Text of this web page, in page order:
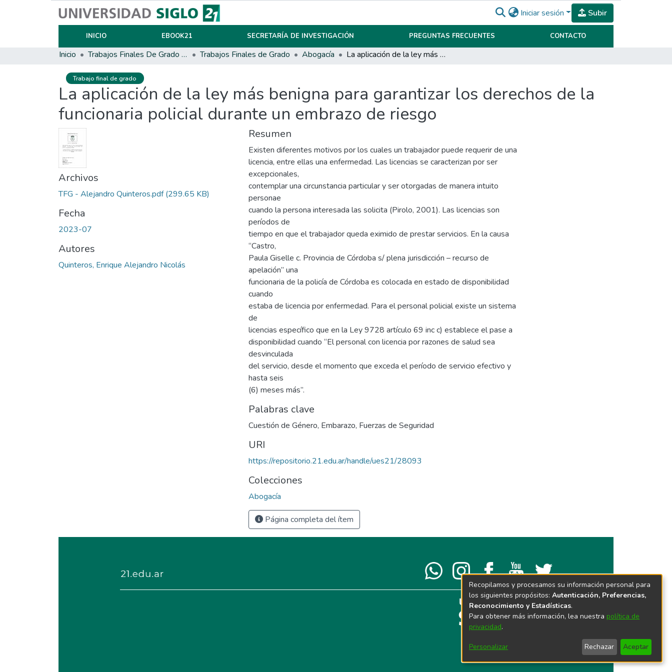
Iniciar sesión Subir
INICIO EBOOK21 SECRETARÍA DE INVESTIGACIÓN PREGUNTAS FRECUENTES CONTACTO
Inicio Trabajos Finales De Grado Y Posgrado Trabajos Finales de Grado Abogacía La aplicación de la ley más benigna para garantizar los derechos de la funcionaria policial durante un embrazo de riesgo
Trabajo final de grado
La aplicación de la ley más benigna para garantizar los derechos de la
funcionaria policial durante un embrazo de riesgo
Archivos
TFG - Alejandro Quinteros.pdf(299.65 KB)
Fecha
2023-07
Autores
Quinteros, Enrique Alejandro Nicolás
Resumen
Existen diferentes motivos por los cuales un trabajador puede requerir de una
licencia, entre ellas una enfermedad. Las licencias se caracterizan por ser
excepcionales,
contemplar una circunstancia particular y ser otorgadas de manera intuito
personae
cuando la persona interesada las solicita (Pirolo, 2001). Las licencias son
períodos de
tiempo en que el trabajador queda eximido de prestar servicios. En la causa
“Castro,
Paula Giselle c. Provincia de Córdoba s/ plena jurisdicción – recurso de
apelación” una
funcionaria de la policía de Córdoba es colocada en estado de disponibilidad
cuando
estaba de licencia por enfermedad. Para el personal policial existe un sistema
de
licencias específico que en la Ley 9728 artículo 69 inc c) establece el pase a
disponibilidad cuando “El personal con licencia por razones de salud sea
desvinculada
del servicio, desde el momento que exceda el período de servicio efectivo y
hasta seis
(6) meses más”.
Palabras clave
Cuestión de Género, Embarazo, Fuerzas de Seguridad
URI
https://repositorio.21.edu.ar/handle/ues21/28093
Colecciones
Abogacía
Página completa del ítem
Recopilamos y procesamos su información personal para
los siguientes propósitos: Autenticación, Preferencias,
Reconocimiento y Estadísticas.
Para obtener más información, lea nuestra política de
privacidad.
Personalizar Rechazar Aceptar